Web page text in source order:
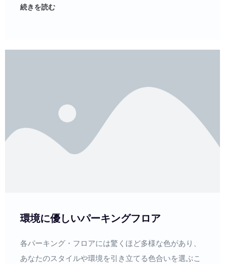
続きを読む
環境に優しいパーキングフロア
各パーキング・フロアには驚くほど多様な色があり、
あなたのスタイルや環境を引き立てる色合いを選ぶこ